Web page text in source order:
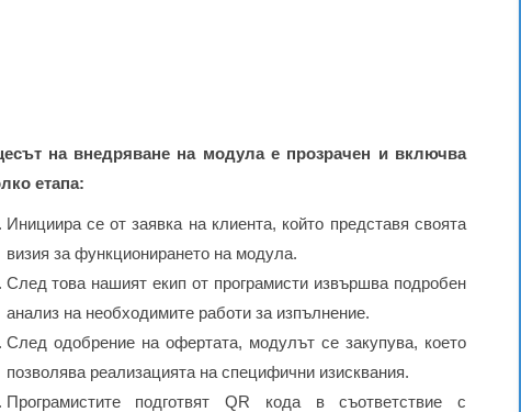
на внедряване на модула е прозрачен и включва
етапа:
Инициира се от заявка на клиента, който представя своята
визия за функционирането на модула.
След това нашият екип от програмисти извършва подробен
анализ на необходимите работи за изпълнение.
След одобрение на офертата, модулът се закупува, което
позволява реализацията на специфични изисквания.
Програмистите подготвят QR кода в съответствие с